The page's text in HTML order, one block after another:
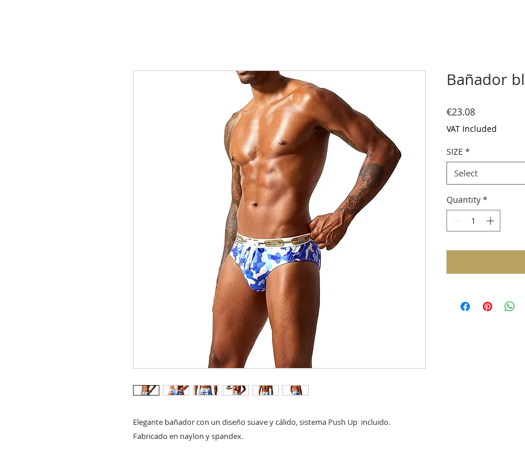
Elegante bañador con un diseño suave y cálido, sistema Push Up  incluido.
Fabricado en naylon y spandex.
Bañador
€23.08Price
VAT Included
SIZE *
Select
Quantity *